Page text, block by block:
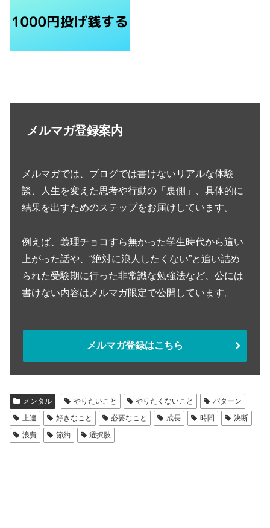
メルマガ登録案内
メルマガでは、ブログでは書けないリアルな体験
談、人生を変えた思考や行動の「裏側」、具体的に
結果を出すためのステップをお届けしています。
例えば、義理チョコすら無かった学生時代から這い
上がった話や、“絶対に浪人したくない”と追い詰め
られた受験期に行った非常識な勉強法など、公には
書けない内容はメルマガ限定で公開しています。
メルマガ登録はこちら
メンタル やりたいこと やりたくないこと
パターン
上達
好きなこと 必要なこと 成長 時間
決断
浪費
節約 選択肢